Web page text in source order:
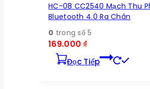
HC-08 CC2540 Mạch Thu
Bluetooth 4.0 Ra Chân
0 trong số 5
169.000 ₫
Đọc Tiếp